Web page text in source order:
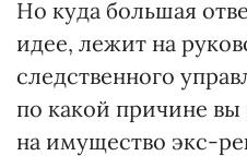
Но куда большая
идее, лежит на
следственного
по какой причине
на имущество экс-